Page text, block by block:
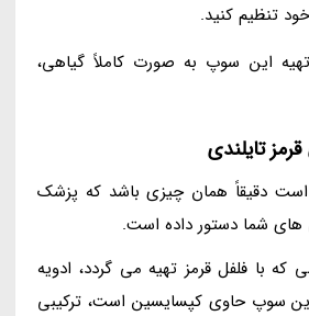
تنظیم کنید.
این سوپ به صورت کاملاً گیاهی،
است دقیقاً همان چیزی باشد که پزشک
شما دستور داده است.
با فلفل قرمز تهیه می گردد، ادویه
سوپ حاوی کپسایسین است، ترکیبی